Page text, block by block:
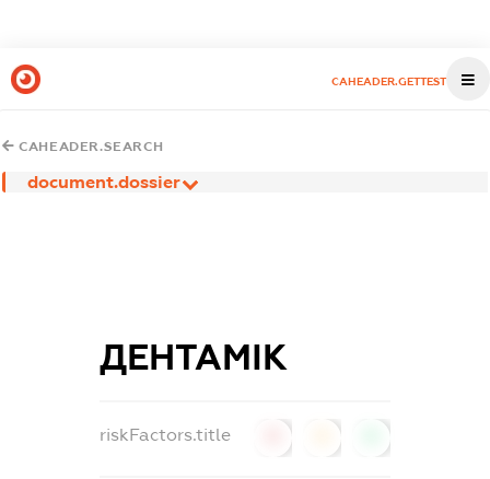
CAHEADER.GETTEST
CAHEADER.SEARCH
document.dossier
ДЕНТАМІК
riskFactors.title